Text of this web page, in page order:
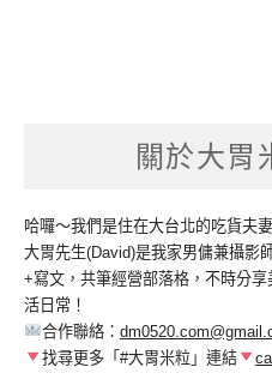
關於大胃
哈囉～我們是住在大台北的吃貨夫
大胃先生(David)是我家男傭兼攝影
+寫文，共筆經營部落格，不時分
活日常！
合作聯絡：
找尋更多「#大胃米粒」連結